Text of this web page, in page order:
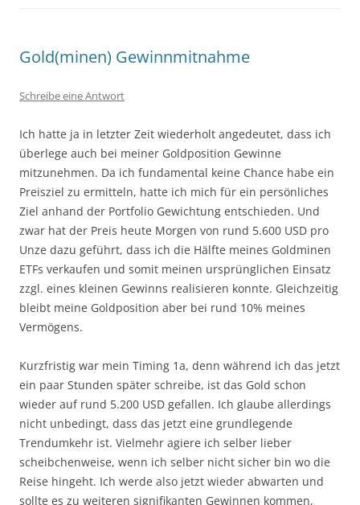
Gold(minen) Gewinnmitnahme
Schreibe eine Antwort
Ich hatte ja in letzter Zeit wiederholt angedeutet, dass ich
überlege auch bei meiner Goldposition Gewinne
mitzunehmen. Da ich fundamental keine Chance habe ein
Preisziel zu ermitteln, hatte ich mich für ein persönliches
Ziel anhand der Portfolio Gewichtung entschieden. Und
zwar hat der Preis heute Morgen von rund 5.600 USD pro
Unze dazu geführt, dass ich die Hälfte meines Goldminen
ETFs verkaufen und somit meinen ursprünglichen Einsatz
zzgl. eines kleinen Gewinns realisieren konnte. Gleichzeitig
bleibt meine Goldposition aber bei rund 10% meines
Vermögens.
Kurzfristig war mein Timing 1a, denn während ich das jetzt
ein paar Stunden später schreibe, ist das Gold schon
wieder auf rund 5.200 USD gefallen. Ich glaube allerdings
nicht unbedingt, dass das jetzt eine grundlegende
Trendumkehr ist. Vielmehr agiere ich selber lieber
scheibchenweise, wenn ich selber nicht sicher bin wo die
Reise hingeht. Ich werde also jetzt wieder abwarten und
sollte es zu weiteren signifikanten Gewinnen kommen,